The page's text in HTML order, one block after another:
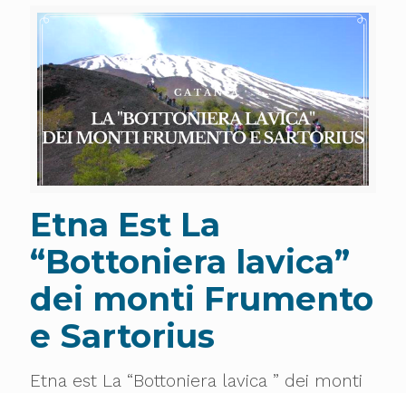
Etna Est La
“Bottoniera lavica”
dei monti Frumento
e Sartorius
Etna est La “Bottoniera lavica ” dei monti